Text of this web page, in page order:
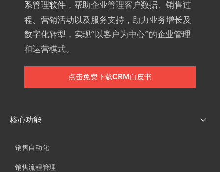
系管理软件 ，帮助企业管理客户数据、销售过
程、营销活动以及服务支持，助力业务增长及
数字化转型，实现“以客户为中心”的企业管理
和运营模式。
点击免费下载CRM白皮书
核心功能
销售自动化
销售流程管理